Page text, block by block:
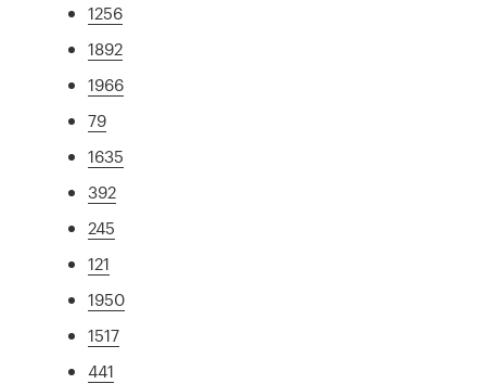
1256
1892
1966
79
1635
392
245
121
1950
1517
441